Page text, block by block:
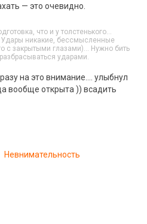
— это очевидно.
что и у толстенького…
никакие, бессмысленные
с закрытыми глазами)… Нужно бить
ударами.
на это внимание…. улыбнул
вообще открыта )) всадить
Невнимательность